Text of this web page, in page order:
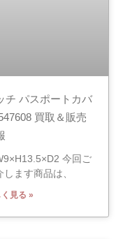
チ パスポートカバ
買取＆販売
今回ご
します商品は、
見る »